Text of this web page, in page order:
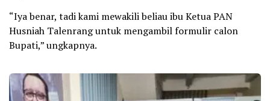
“Iya benar, tadi kami mewakili beliau ibu Ketua PAN
Husniah Talenrang untuk mengambil formulir calon
Bupati,” ungkapnya.